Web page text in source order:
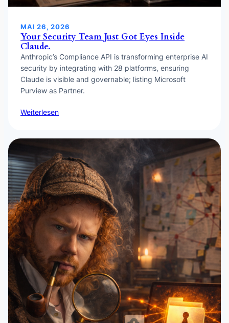
MAI 26, 2026
Your Security Team Just Got Eyes Inside
Claude.
Anthropic’s Compliance API is transforming enterprise AI
security by integrating with 28 platforms, ensuring
Claude is visible and governable; listing Microsoft
Purview as Partner.
Weiterlesen